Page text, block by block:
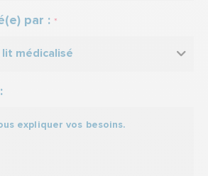
*
par :
médicalisé